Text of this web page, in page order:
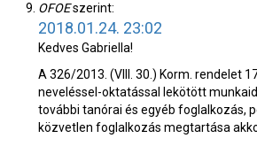
OFOEszerint:
2018.01.24. 23:02
Kedves Gabriella!
A 326/2013. (VIII. 30.) Korm. rendelet
neveléssel-oktatással lekötött
további tanórai és egyéb foglalkozás,
közvetlen foglalkozás megtartása